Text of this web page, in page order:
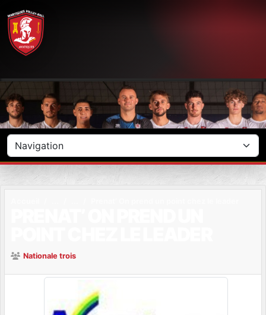
Nationale trois
Panneau de gestion des cookies